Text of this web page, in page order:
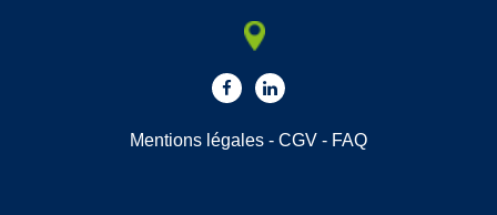
Mentions légales - CGV - FAQ